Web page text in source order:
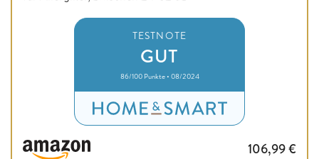
TESTNOTE
GUT
86/100 Punkte • 08/2024
106,99€